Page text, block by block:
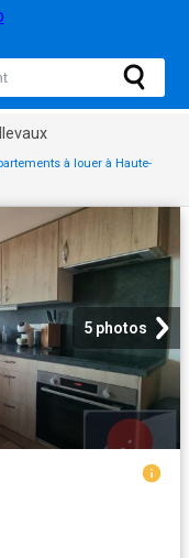
à louer à Haute-
5 photos